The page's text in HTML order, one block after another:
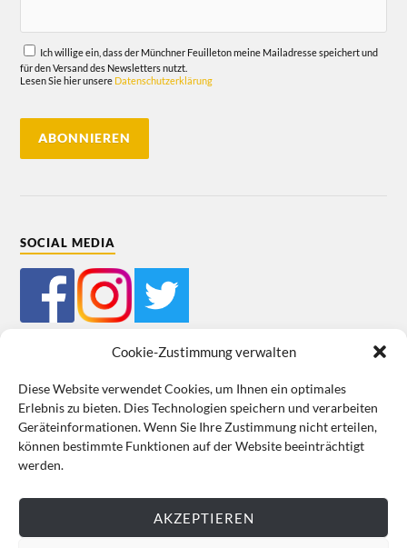
Cookie-Zustimmung verwalten
Diese Website verwendet Cookies, um Ihnen ein optimales
Erlebnis zu bieten. Dies Technologien speichern und verarbeiten
Geräteinformationen. Wenn Sie Ihre Zustimmung nicht erteilen,
können bestimmte Funktionen auf der Website beeinträchtigt
werden.
AKZEPTIEREN
Ich willige ein, dass der Münchner Feuilleton meine Mailadresse speichert und
für den Versand des Newsletters nutzt.
Lesen Sie hier unsere Datenschutzerklärung
SOCIAL MEDIA
Mein Bestellkonto Kundeninformationen Datenschutz
Cookie-Richtlinie (EU) Impressum
VERTRAG WIDERRUFEN